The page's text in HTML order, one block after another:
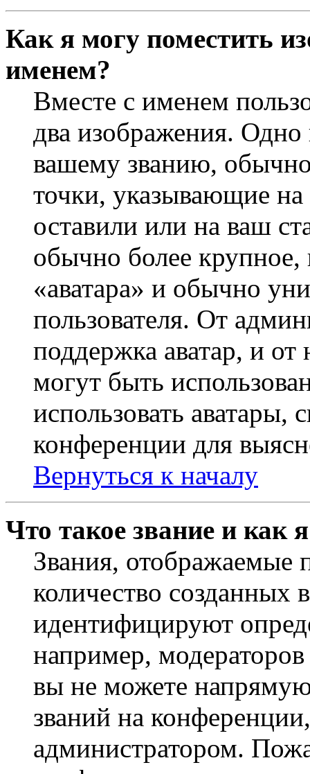
Как я могу поместить
именем?
Вместе с именем
два изображения.
вашему званию, обычно
точки, указывающие
оставили или на ваш
обычно более крупное,
«аватара» и обычно
пользователя. От
поддержка аватар, и от
могут быть
использовать аватары,
конференции для
Вернуться к началу
Что такое звание и как
Звания,
количество
идентифицируют
например,
вы не можете
званий на
администратором.